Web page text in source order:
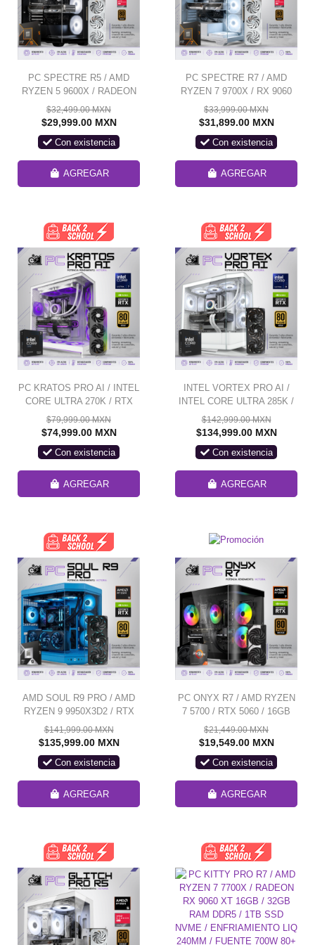
PC SPECTRE R5 / AMD
RYZEN 5 9600X / RADEON
RX 9060 XT 16G / 24GB
RAM DDR5 / 1TB SSD
NVME / FUENTE 700W 80+
BRONZE / ENFRIAMIENTO
PROMOCION
$32,499.00 MXN
$29,999.00 MXN
Con existencia
AGREGAR
PC SPECTRE R7 / AMD
RYZEN 7 9700X / RX 9060
XT 16G / 24GB RAM DDR5 /
1TB SSD NVME /
ENFRIAMIENTO LIQUIDO
240MM / FUENTE 700W 80+
PROMOCION
$33,999.00 MXN
$31,899.00 MXN
Con existencia
AGREGAR
PC KRATOS PRO AI / INTEL
CORE ULTRA 270K / RTX
5080 / 48GB RAM DDR5 /
2TB SSD NVME /
CORSAIR / FUENTE 1000W
PROMOCION
$79,999.00 MXN
$74,999.00 MXN
Con existencia
AGREGAR
INTEL VORTEX PRO AI /
INTEL CORE ULTRA 285K /
RTX 5090 / 48GB RAM DDR5
/ 2TB SSD NVME 990 PRO /
CON PANTALLA / FUENTE
PRO / PROMOCION
$142,999.00 MXN
$134,999.00 MXN
Con existencia
AGREGAR
AMD SOUL R9 PRO / AMD
RYZEN 9 9950X3D2 / RTX
5090 / 32GB RAM DDR5 /
2TB SSD NVME 9100 PRO /
360MM / X870 MIKU
EDITION / FUENTE 1200W
80+ GOLD/ HYTE Y70 / W11
PRO / PROMOCION
$141,999.00 MXN
$135,999.00 MXN
Con existencia
AGREGAR
PC ONYX R7 / AMD RYZEN
7 5700 / RTX 5060 / 16GB
RAM / 1TB SSD NVME /
DISIPADOR DE TORRE
BRONZE / WIFI Y BT / W11
PRO / PROMOCION
$21,449.00 MXN
$19,549.00 MXN
Con existencia
AGREGAR